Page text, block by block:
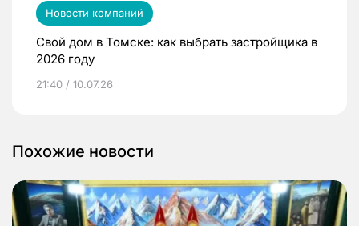
Новости компаний
Свой дом в Томске: как выбрать застройщика в
2026 году
21:40 / 10.07.26
Похожие новости